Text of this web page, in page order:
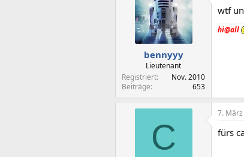
bennyyy
Lieutenant
Registriert
Nov. 2010
Beiträge
653
wtf
hi@all
C
7. März
fürs